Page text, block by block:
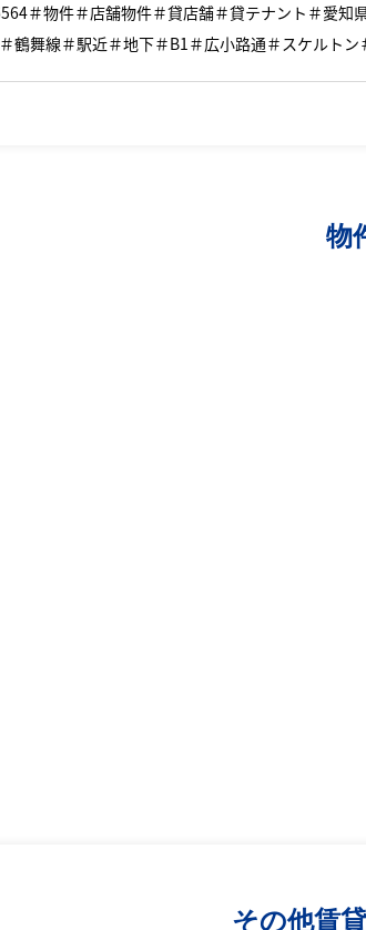
＃物件＃店舗物件＃貸店舗＃貸テナント＃愛知
鶴舞線＃駅近＃地下＃B1＃広小路通＃スケルト
物
その他賃